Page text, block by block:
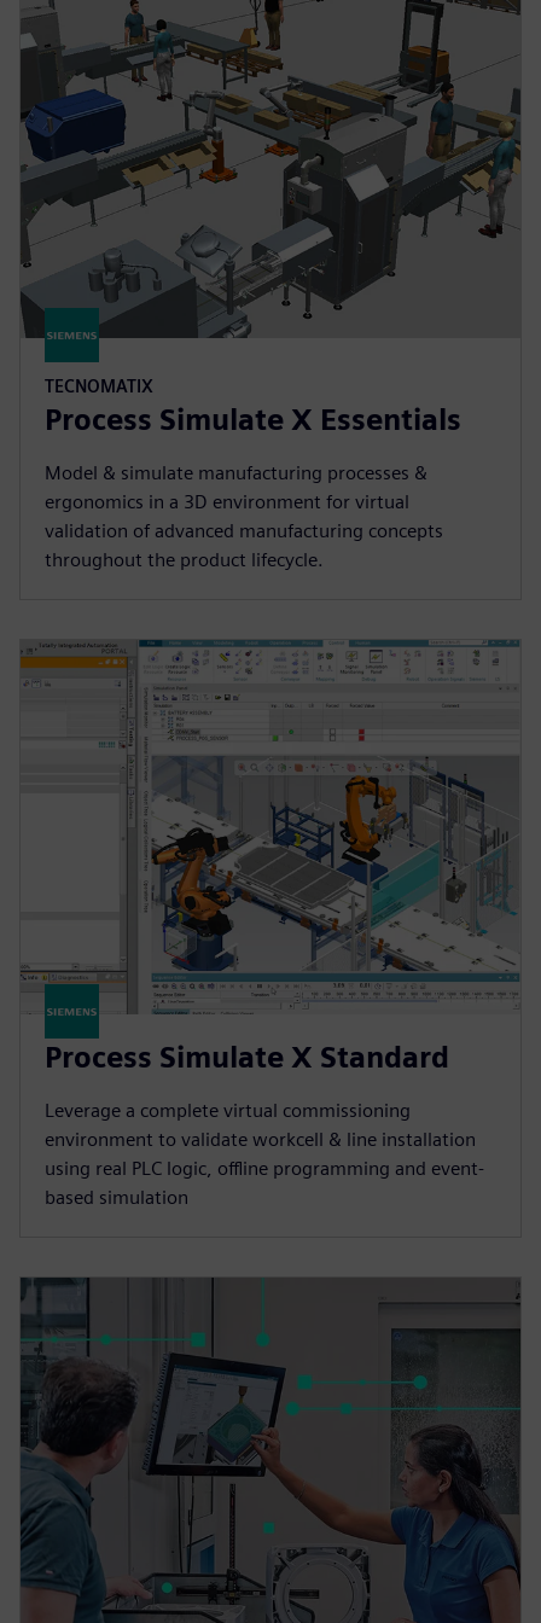
TECNOMATIX
Process Simulate X Essentials
Model & simulate manufacturing processes &
ergonomics in a 3D environment for virtual
validation of advanced manufacturing concepts
throughout the product lifecycle.
Process Simulate X Standard
Leverage a complete virtual commissioning
environment to validate workcell & line installation
using real PLC logic, offline programming and event-
based simulation